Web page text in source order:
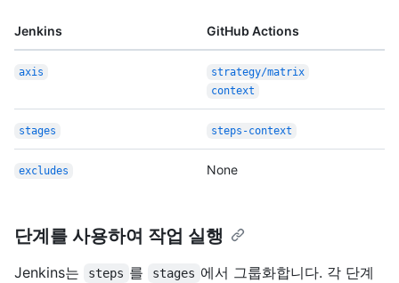
Jenkins GitHub Actions
axis
strategy/matrix
context
stages steps-context
excludes None
단계를 사용하여 작업 실행
Jenkins는 steps 를 stages 에서 그룹화합니다. 각 단계